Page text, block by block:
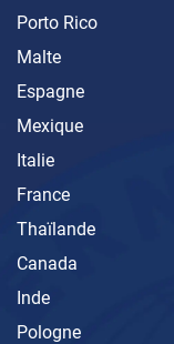
Porto Rico
Malte
Espagne
Mexique
Italie
France
Thaïlande
Canada
Inde
Pologne